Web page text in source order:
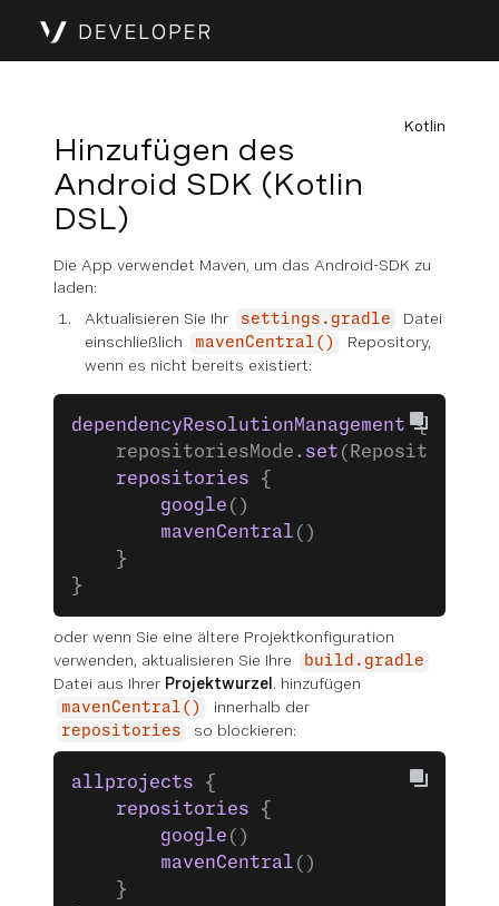
Kotlin
Hinzufügen des
Android SDK (Kotlin
DSL)
Die App verwendet Maven, um das Android-SDK zu
laden:
Aktualisieren Sie Ihr
settings.gradle
Datei
einschließlich
mavenCentral()
Repository,
wenn es nicht bereits existiert:
dependencyResolutionManagement {
    repositoriesMode.
set
    repositories
{
        google
()
        mavenCentral
()
    }
}
oder wenn Sie eine ältere Projektkonfiguration
verwenden, aktualisieren Sie Ihre
build.gradle
Datei aus Ihrer Projektwurzel . hinzufügen
mavenCentral() innerhalb der
repositories so blockieren:
allprojects {
    repositories
{
        google
()
        mavenCentral
()
    }